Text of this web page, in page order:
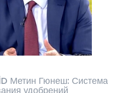
Метин Гюнеш: Система
удобрений